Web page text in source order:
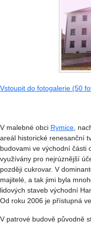
Vstoupit do fotogalerie (50
V malebné obci Rymice ,
areál historické renesanční
budovami ve východní části
využívány pro nejrúznější
později cukrovar. V
majitelé, a tak jimi byla
lidových staveb východní
Od roku 2006 je přístupná
V patrové budově původně